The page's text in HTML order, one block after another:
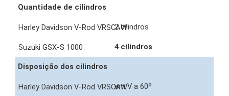
Quantidade de cilindros
2 cilindros
4 cilindros
Disposição dos cilindros
em V a 60º